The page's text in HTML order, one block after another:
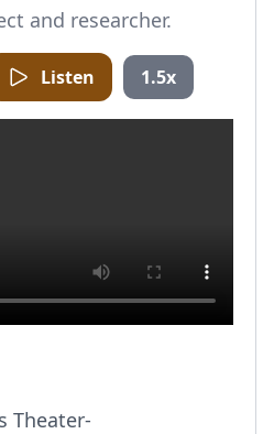
and researcher.
Listen 1.5x
Theater-